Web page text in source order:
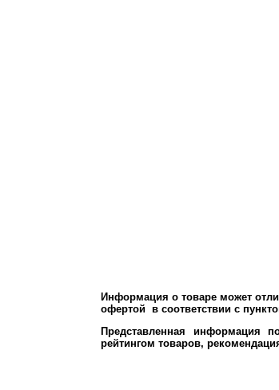
Информация о товаре может
офертой в соответствии с
Представленная информация
рейтингом товаров,